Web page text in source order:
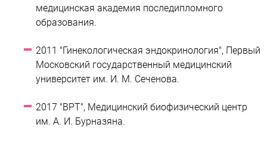
медицинская академия последипломного
образования.
2011 "Гинекологическая эндокринология", Первый
Московский государственный медицинский
университет им. И. М. Сеченова.
2017 "ВРТ", Медицинский биофизический центр
им. А. И. Бурназяна.